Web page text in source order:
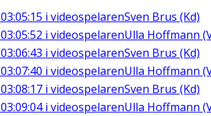
03:05:15 i videospelarenSven Brus (Kd)
03:05:52 i videospelarenUlla Hoffmann
03:06:43 i videospelarenSven Brus (Kd)
03:07:40 i videospelarenUlla Hoffmann
03:08:17 i videospelarenSven Brus (Kd)
03:09:04i videospelarenUlla Hoffmann